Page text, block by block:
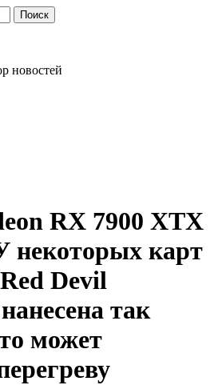
новостей
RX 7900 XTX
некоторых карт
Devil
так
может